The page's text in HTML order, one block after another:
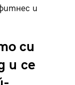
и
си
и се